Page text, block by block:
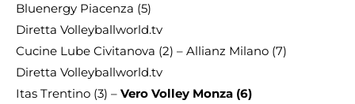
Bluenergy Piacenza (5)
Diretta Volleyballworld.tv
Cucine Lube Civitanova (2) – Allianz Milano (7)
Diretta Volleyballworld.tv
Itas Trentino (3) – Vero Volley Monza (6)